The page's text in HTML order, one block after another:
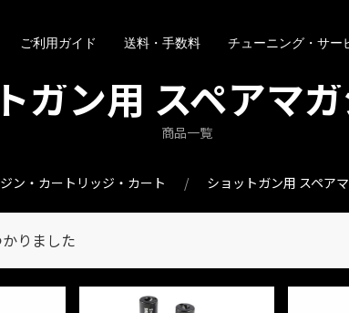
ご利用ガイド 送料・手数料 チューニング・サー
ガン用 スペアマ
商品一覧
ン・カートリッジ・カート ショットガン用 スペア
りました